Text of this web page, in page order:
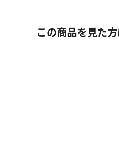
この商品を見た